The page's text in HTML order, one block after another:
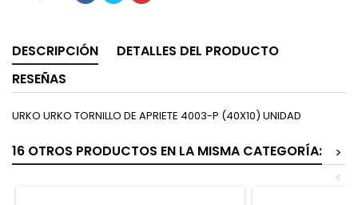
DESCRIPCIÓN
DETALLES DEL PRODUCTO
RESEÑAS
URKO URKO TORNILLO DE APRIETE 4003-P (40X10) UNIDAD
16 OTROS PRODUCTOS EN LA MISMA CATEGORÍA:
>
<